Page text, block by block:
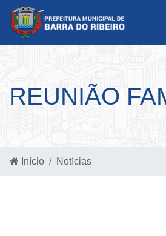
REUNIÃO
Início Notícias